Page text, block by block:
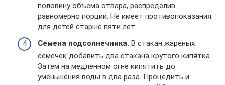
половину объема отвара, распределив
равномерно порции. Не имеет противопоказания
для детей старше пяти лет.
Семена подсолнечника. В стакан жареных
семечек добавить два стакана крутого кипятка.
Затем на медленном огне кипятить до
уменьшения воды в два раза. Процедить и